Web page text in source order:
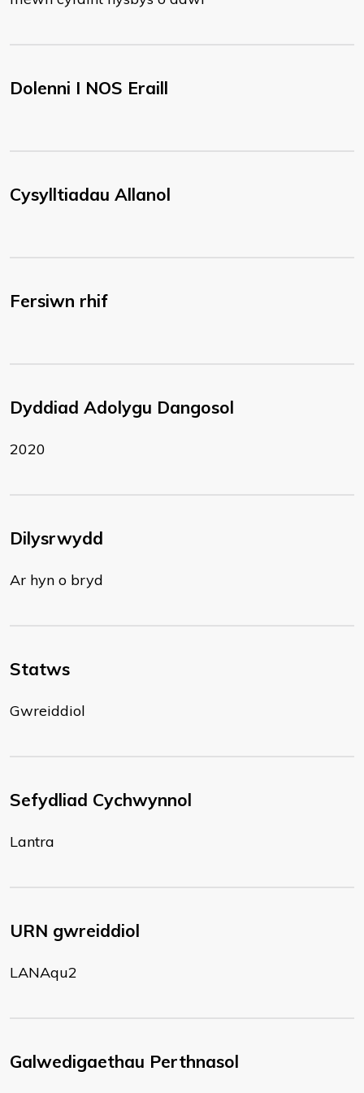
Dolenni I NOS Eraill
Cysylltiadau Allanol
Fersiwn rhif
Dyddiad Adolygu Dangosol
2020
Dilysrwydd
Ar hyn o bryd
Statws
Gwreiddiol
Sefydliad Cychwynnol
Lantra
URN gwreiddiol
LANAqu2
Galwedigaethau Perthnasol